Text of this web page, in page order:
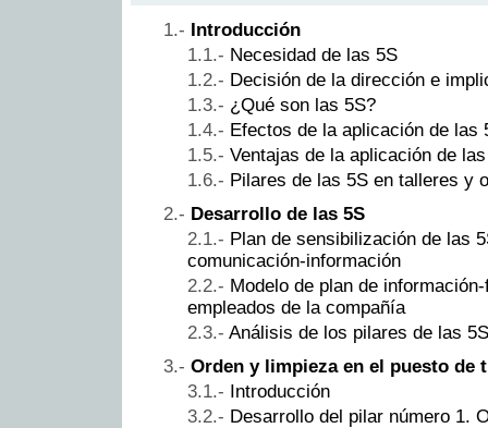
Introducción
Necesidad de las 5S
Decisión de la dirección e
¿Qué son las 5S?
Efectos de la aplicación de las
Ventajas de la aplicación de
Pilares de las 5S en talleres y
Desarrollo de las 5S
Plan de sensibilización de las
comunicación-información
Modelo de plan de
empleados de la compañía
Análisis de los pilares de las 5S
Orden y limpieza en el puesto de
Introducción
Desarrollo del pilar número 1.